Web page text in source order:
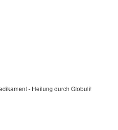
- Heilung durch Globuli!